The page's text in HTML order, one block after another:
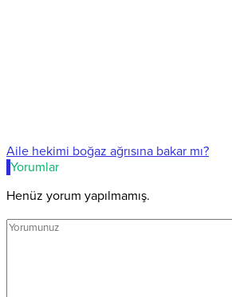
Aile hekimi boğaz ağrısına bakar mı?
Yorumlar
Henüz yorum yapılmamış.